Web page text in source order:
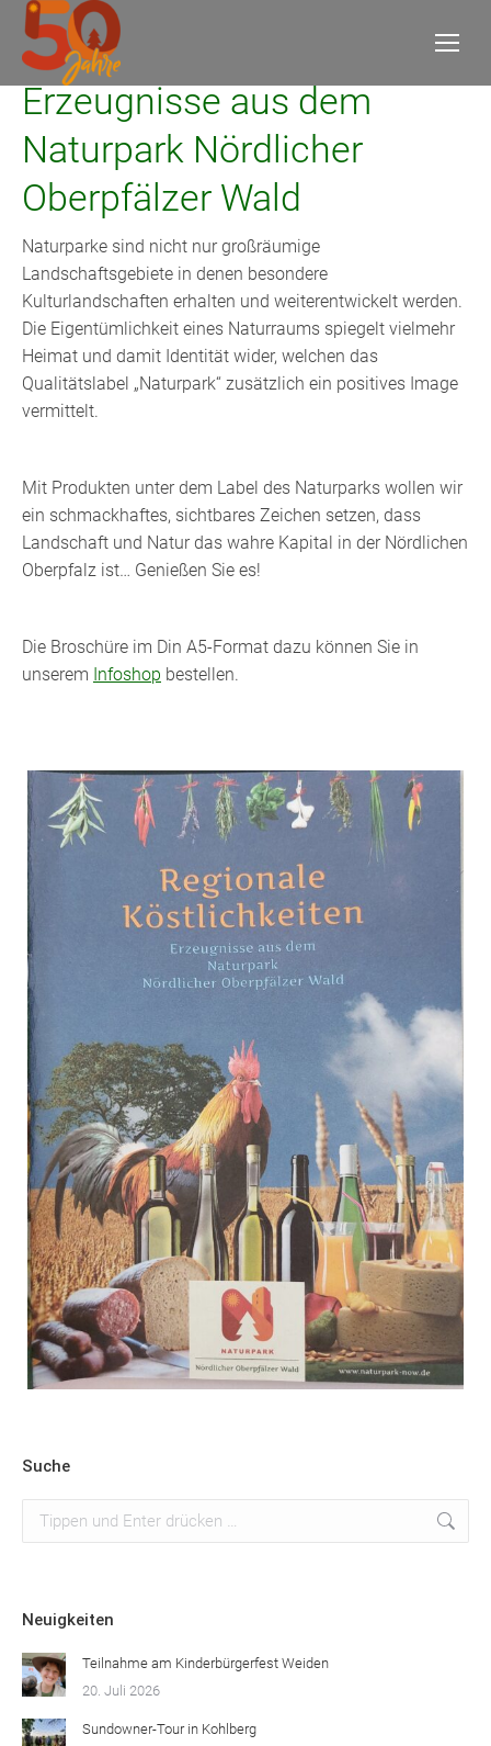
Erzeugnisse aus dem
Naturpark Nördlicher
Oberpfälzer Wald
Naturparke sind nicht nur großräumige
Landschaftsgebiete in denen besondere
Kulturlandschaften erhalten und weiterentwickelt werden.
Die Eigentümlichkeit eines Naturraums spiegelt vielmehr
Heimat und damit Identität wider, welchen das
Qualitätslabel „Naturpark“ zusätzlich ein positives Image
vermittelt.
Mit Produkten unter dem Label des Naturparks wollen wir
ein schmackhaftes, sichtbares Zeichen setzen, dass
Landschaft und Natur das wahre Kapital in der Nördlichen
Oberpfalz ist… Genießen Sie es!
Die Broschüre im Din A5-Format dazu können Sie in
unserem Infoshop bestellen.
Suche
Neuigkeiten
Teilnahme am Kinderbürgerfest Weiden
20. Juli 2026
Sundowner-Tour in Kohlberg